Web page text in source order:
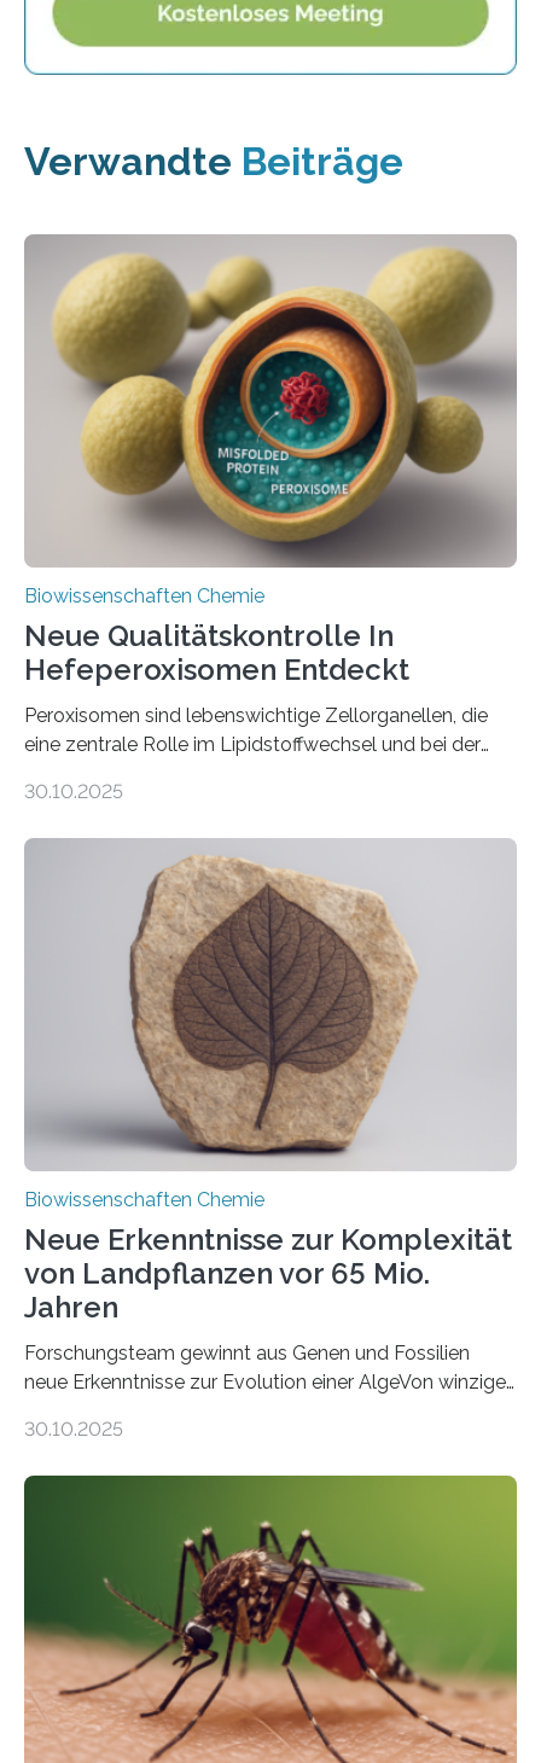
Verwandte Beiträge
Biowissenschaften Chemie
Neue Qualitätskontrolle In
Hefeperoxisomen Entdeckt
Peroxisomen sind lebenswichtige Zellorganellen, die
eine zentrale Rolle im Lipidstoffwechsel und bei der
erfüllen können, müssen zahlreiche Enzyme präzise in
der Ruhr-Universität Bochum um Prof. Dr. Ralf Erdmann
und Dr. Ismaila Francis Yusuf hat nun einen bislang
unbekannten Qualitätskontrollmechanismus des
peroxisomalen Proteintransports in der Bäckerhefe
Saccharomyces cerevisiae entdeckt, der für die
Funktionsfähigkeit der Organellen entscheidend ist. Die
Studie wurde am 28. Oktober 2025 in der
Fachzeitschrift…
30.10.2025
Biowissenschaften Chemie
Neue Erkenntnisse zur Komplexität
von Landpflanzen vor 65 Mio.
Jahren
Forschungsteam gewinnt aus Genen und Fossilien
neue Erkenntnisse zur Evolution einer AlgeVon winzigen
Landpflanzen zählen zu den komplexesten
Grünalgen, die vor Hunderten von Millionen Jahren
lebten. Unter den Vorfahren sticht eine Gruppe heraus,
die noch heute in der Natur vorkommt: die
Süßwasseralge Coleochaetophyceae. Einige Arten
dieser Gruppe bilden aus Zellfäden dichte Geflechte
mit scheibenförmiger Gestalt. Was auffällig ist: Die
nächsten…
30.10.2025